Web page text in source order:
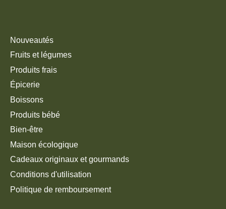
Nouveautés
Fruits et légumes
Produits frais
Épicerie
Boissons
Produits bébé
Bien-être
Maison écologique
Cadeaux originaux et gourmands
Conditions d'utilisation
Politique de remboursement